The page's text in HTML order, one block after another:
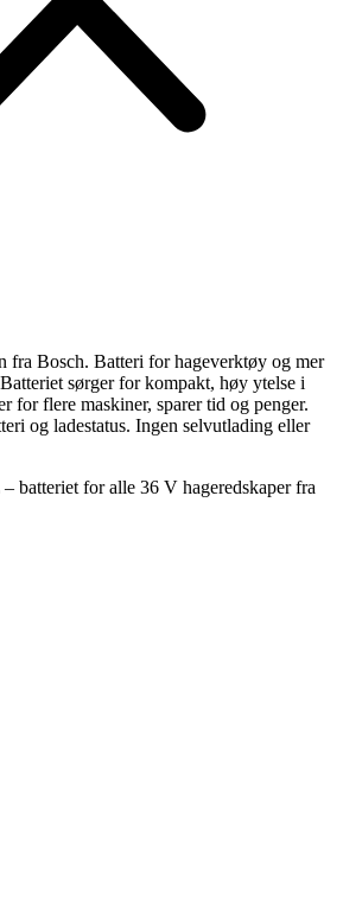
Bosch. Batteri for hageverktøy og mer
sørger for kompakt, høy ytelse i
for flere maskiner, sparer tid og penger.
og ladestatus. Ingen selvutlading eller
batteriet for alle 36 V hageredskaper fra